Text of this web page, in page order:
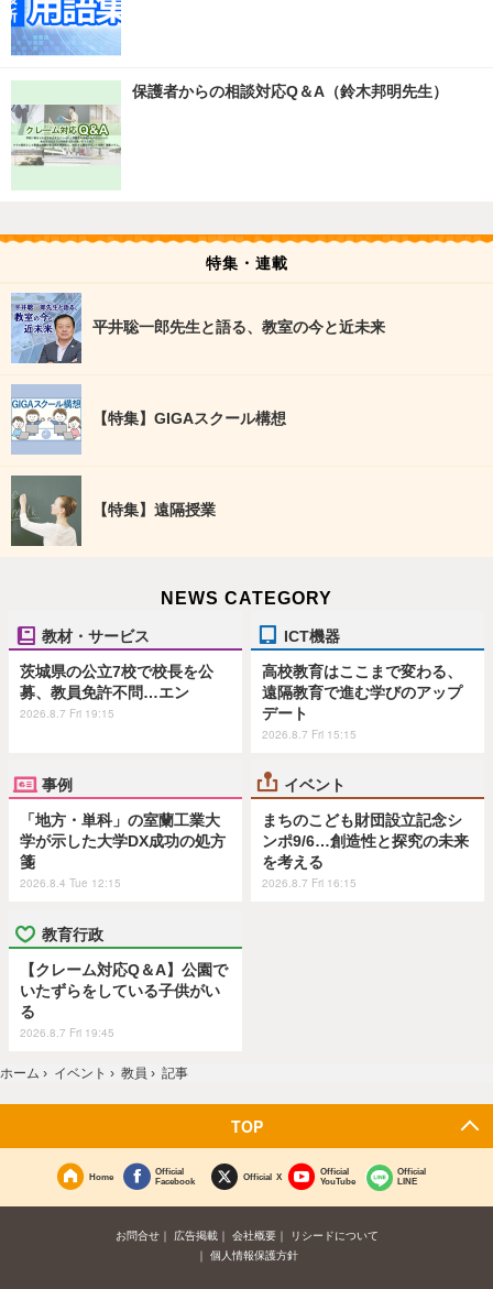
保護者からの相談対応Q＆A（鈴木邦明先生）
特集・連載
平井聡一郎先生と語る、教室の今と近未来
【特集】GIGAスクール構想
【特集】遠隔授業
NEWS CATEGORY
教材・サービス
茨城県の公立7校で校長を公
募、教員免許不問…エン
2026.8.7 Fri 19:15
ICT機器
高校教育はここまで変わる、
遠隔教育で進む学びのアップ
デート
2026.8.7 Fri 15:15
事例
「地方・単科」の室蘭工業大
学が示した大学DX成功の処方
箋
2026.8.4 Tue 12:15
イベント
まちのこども財団設立記念シ
ンポ9/6…創造性と探究の未来
を考える
2026.8.7 Fri 16:15
教育行政
【クレーム対応Q＆A】公園で
いたずらをしている子供がい
る
2026.8.7 Fri 19:45
ホーム › イベント › 教員 › 記事
TOP
Home
Official
Facebook
Official X
Official
YouTube
Official
LINE
お問合せ 広告掲載 会社概要
リシードについて
個人情報保護方針